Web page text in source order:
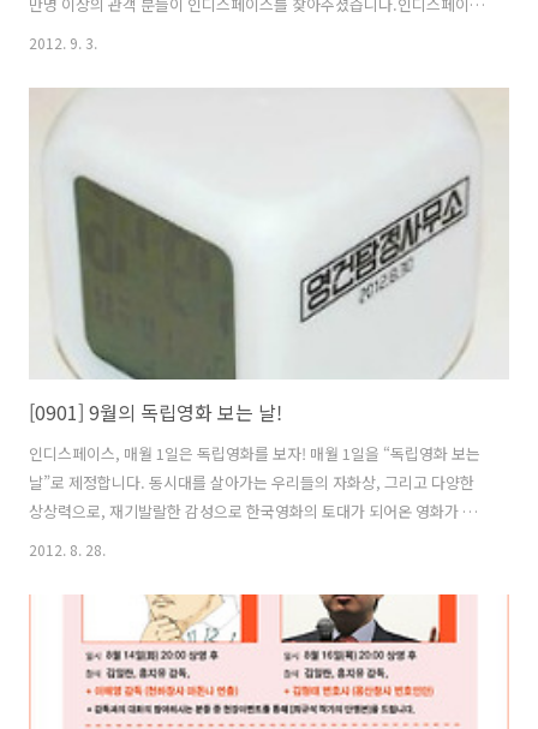
가 재개관을 준비하면서 지금까지 오기에 관객 여러분의 애정과 응원이
스 지켜봐주세요 :) ---------------------------- 9월 5일, 인디스페이스의
재개관 100일을 축하해주세요.당첨 확률 75%의 이벤트! 인디스페이스
돼지 저금통에 축하의 100원을 넣어주세요. 똑똑 뜯어보는 뽑기의 재미,
인디스페이스에서 마련해보았답니다!재미난 뽑기 이벤..
2012. 9. 3.
[0901] 9월의 독립영화 보는 날!
인디스페이스, 매월 1일은 독립영화를 보자! 매월 1일을 “독립영화 보는
날”로 제정합니다. 동시대를 살아가는 우리들의 자화상, 그리고 다양한
상상력으로, 재기발랄한 감성으로 한국영화의 토대가 되어온 영화가 바
로 독립영화입니다. 독립영화전용관 인디스페이스는 매달 1일을 “독립
기하고, 관객과의 커뮤니티가 확장되기를 꿈꾸어 봅니다. 독립영화 아지
트. 독립영화전용관 인디스페이스에서 독립영화의 매력을 흠뻑 느껴보
세요. 독립영화 보는 날의 특별한 혜택 ◦ 모든 상영작 천 원 할인 (조조,
단체 할인 제외 중복 할인 가능) ◦ 다양한 이벤트와 함께 하는 독립영화
와의 특별한 만남 ◦ 인디스페이스만의 다양한 경품 이벤트까지. 9월 1
2012. 8. 28.